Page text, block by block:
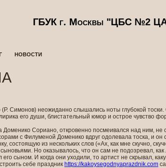
ГБУК г. Москвы "ЦБС №2
НОВОСТИ
Симонов) неожиданно слышались ноты глубокой
его души, блистательный юмор и острое чувство
Сориано, откровенно посмеивался над ним, не
с Филуменой Доменико вдруг одолевала тоска, и он
состоящую из нескольких слов («Ах, как мне скучно,
Но оказывалось, что он сам не подозревал,
сыном. И когда они уходили, то артист не скрывал,
себе праздник https://kakoysegodnyaprazdnik.com